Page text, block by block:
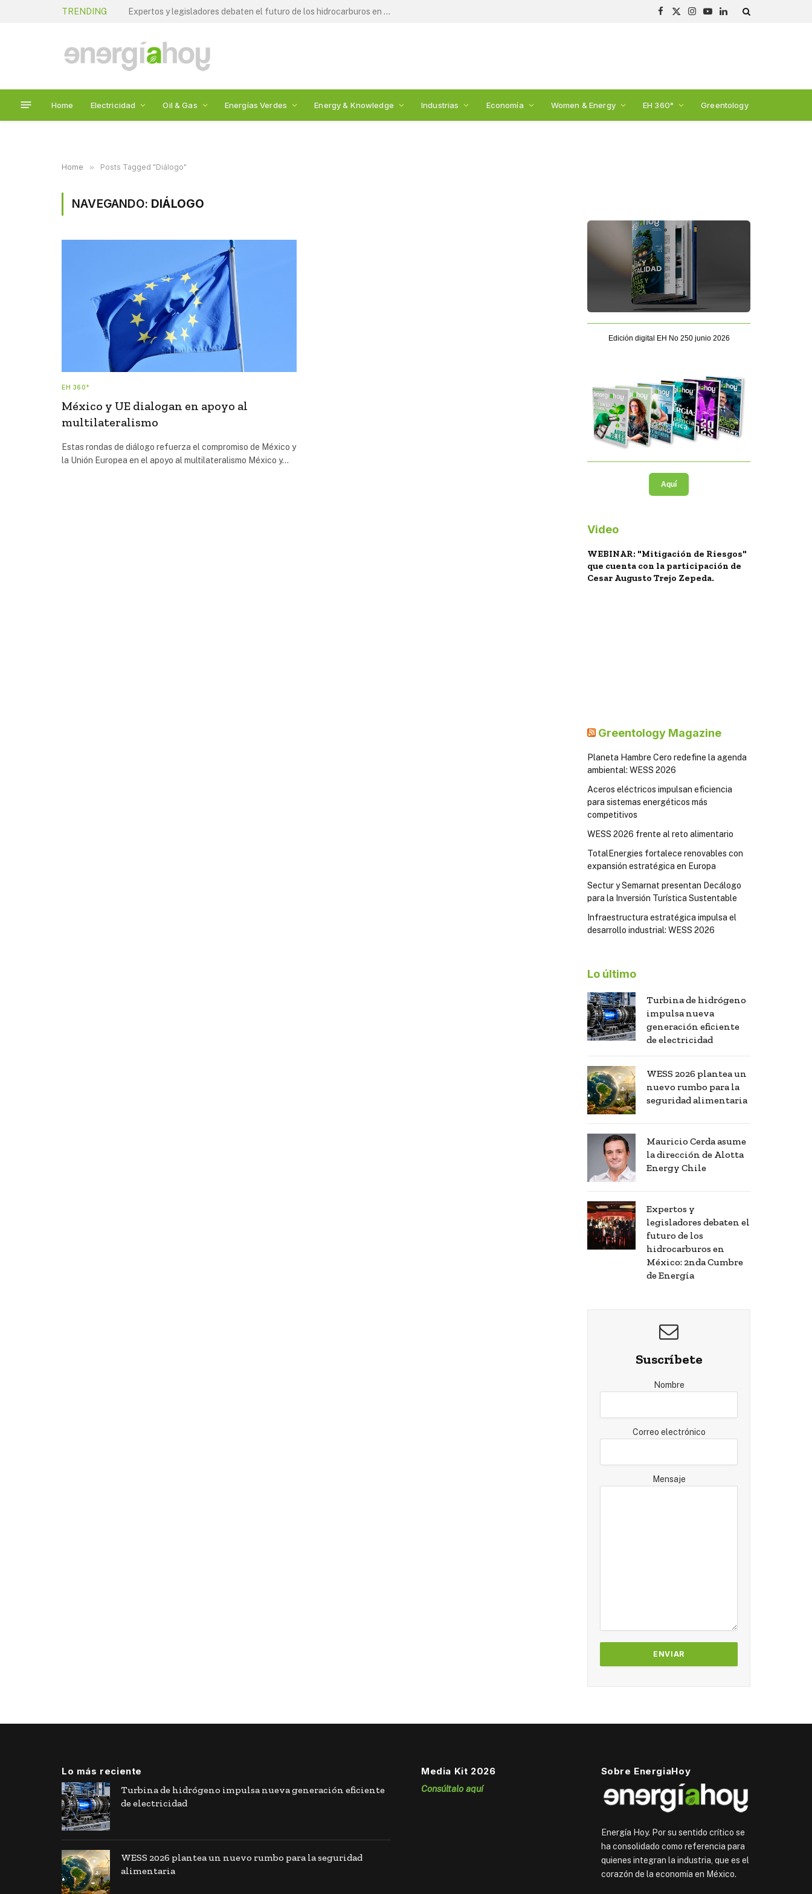
TRENDING Expertos y legisladores debaten el futuro de los hidrocarburos en México: 2nda Cumbre de Energía
Facebook
X
Instagram
YouTubeLinkedIn
Home Electricidad Oil & Gas Energías Verdes Energy & Knowledge Industrias Economía Women & Energy EH 360° Greentology
Home » Posts Tagged "Diálogo"
NAVEGANDO: DIÁLOGO
EH 360°
México y UE dialogan en apoyo al
multilateralismo
Estas rondas de diálogo refuerza el compromiso de México y
la Unión Europea en el apoyo al multilateralismo México y…
Edición digital EH No 250 junio 2026
Aquí
Video
WEBINAR: "Mitigación de Riesgos"
que cuenta con la participación de
Cesar Augusto Trejo Zepeda.
Greentology Magazine
Planeta Hambre Cero redefine la agenda
ambiental: WESS 2026
Aceros eléctricos impulsan eficiencia
para sistemas energéticos más
competitivos
WESS 2026 frente al reto alimentario
TotalEnergies fortalece renovables con
expansión estratégica en Europa
Sectur y Semarnat presentan Decálogo
para la Inversión Turística Sustentable
Infraestructura estratégica impulsa el
desarrollo industrial: WESS 2026
Lo último
Turbina de hidrógeno
impulsa nueva
generación eficiente
de electricidad
WESS 2026 plantea un
nuevo rumbo para la
seguridad alimentaria
Mauricio Cerda asume
la dirección de Alotta
Energy Chile
Expertos y
legisladores debaten el
futuro de los
hidrocarburos en
México: 2nda Cumbre
de Energía
Suscríbete
Nombre
Correo electrónico
Mensaje
Lo más reciente
Turbina de hidrógeno impulsa nueva generación eficiente
de electricidad
WESS 2026 plantea un nuevo rumbo para la seguridad
alimentaria
Media Kit 2026
Consúltalo aquí
Sobre EnergiaHoy
Energía Hoy. Por su sentido crítico se
ha consolidado como referencia para
quienes integran la industria, que es el
corazón de la economía en México.